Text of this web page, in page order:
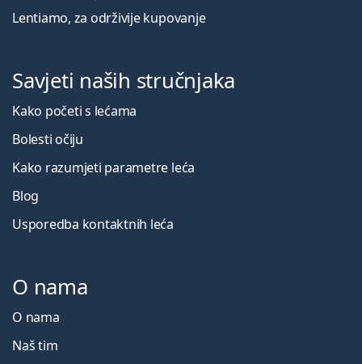
Lentiamo, za održivije kupovanje
Savjeti naših stručnjaka
Kako početi s lećama
Bolesti očiju
Kako razumjeti parametre leća
Blog
Usporedba kontaktnih leća
O nama
O nama
Naš tim